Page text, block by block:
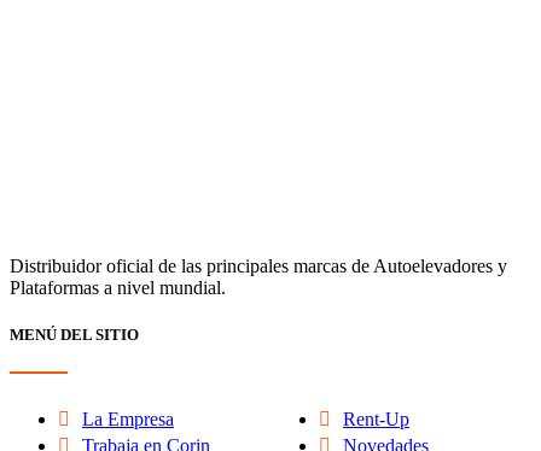
Distribuidor oficial de las principales marcas de Autoelevadores y
Plataformas a nivel mundial.
MENÚ DEL SITIO
La Empresa
Trabaja en Corin
Rent-Up
Novedades